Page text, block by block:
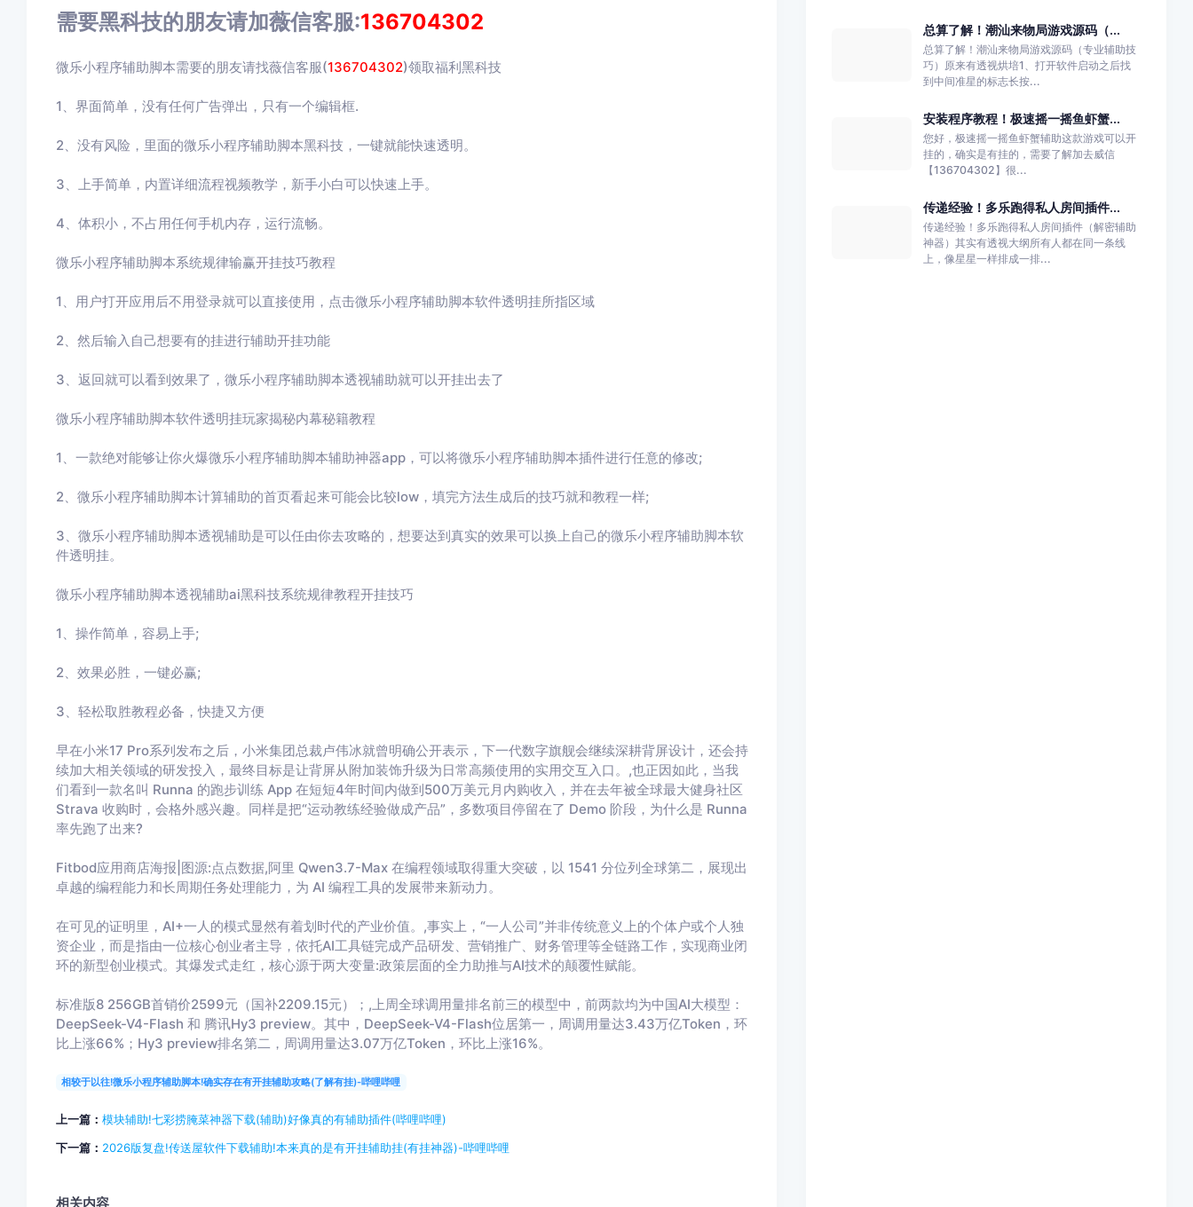
需要黑科技的朋友请加薇信客服:136704302
微乐小程序辅助脚本需要的朋友请找薇信客服(136704302)领取福利黑科技
1、界面简单，没有任何广告弹出，只有一个编辑框.
2、没有风险，里面的微乐小程序辅助脚本黑科技，一键就能快速透明。
3、上手简单，内置详细流程视频教学，新手小白可以快速上手。
4、体积小，不占用任何手机内存，运行流畅。
微乐小程序辅助脚本系统规律输赢开挂技巧教程
1、用户打开应用后不用登录就可以直接使用，点击微乐小程序辅助脚本软件透明挂所指区域
2、然后输入自己想要有的挂进行辅助开挂功能
3、返回就可以看到效果了， 微乐小程序辅助脚本透视辅助就可以开挂出去了
微乐小程序辅助脚本软件透明挂玩家揭秘内幕秘籍教程
1、一款绝对能够让你火爆微乐小程序辅助脚本辅助神器app，可以将微乐小程序辅助脚本插件进行任意的修改;
2、 微乐小程序辅助脚本计算辅助的首页看起来可能会比较low，填完方法生成后的技巧就和教程一样;
3、 微乐小程序辅助脚本透视辅助是可以任由你去攻略的，想要达到真实的效果可以换上自己的微乐小程序辅助脚本软
件透明挂。
微乐小程序辅助脚本透视辅助ai黑科技系统规律教程开挂技巧
1、操作简单，容易上手;
2、效果必胜，一键必赢;
3、轻松取胜教程必备，快捷又方便
早在小米17 Pro系列发布之后，小米集团总裁卢伟冰就曾明确公开表示，下一代数字旗舰会继续深耕背屏设计，还会持
续加大相关领域的研发投入，最终目标是让背屏从附加装饰升级为日常高频使用的实用交互入口。,也正因如此，当我
们看到一款名叫 Runna 的跑步训练 App 在短短4年时间内做到500万美元月内购收入，并在去年被全球最大健身社区
Strava 收购时，会格外感兴趣。同样是把“运动教练经验做成产品”，多数项目停留在了 Demo 阶段，为什么是 Runna
率先跑了出来?
Fitbod应用商店海报|图源:点点数据,阿里 Qwen3.7-Max 在编程领域取得重大突破，以 1541 分位列全球第二，展现出
卓越的编程能力和长周期任务处理能力，为 AI 编程工具的发展带来新动力。
在可见的证明里，AI+一人的模式显然有着划时代的产业价值。,事实上，“一人公司”并非传统意义上的个体户或个人独
资企业，而是指由一位核心创业者主导，依托AI工具链完成产品研发、营销推广、财务管理等全链路工作，实现商业闭
环的新型创业模式。其爆发式走红，核心源于两大变量:政策层面的全力助推与AI技术的颠覆性赋能。
标准版8 256GB首销价2599元（国补2209.15元）；,上周全球调用量排名前三的模型中，前两款均为中国AI大模型：
DeepSeek-V4-Flash 和 腾讯Hy3 preview。其中，DeepSeek-V4-Flash位居第一，周调用量达3.43万亿Token，环
比上涨66%；Hy3 preview排名第二，周调用量达3.07万亿Token，环比上涨16%。
相较于以往!微乐小程序辅助脚本!确实存在有开挂辅助攻略(了解有挂)-哔哩哔哩
上一篇： 模块辅助!七彩捞腌菜神器下载(辅助)好像真的有辅助插件(哔哩哔哩)
下一篇： 2026版复盘!传送屋软件下载辅助!本来真的是有开挂辅助挂(有挂神器)-哔哩哔哩
相关内容
总算了解！潮汕来物局游戏源码（...
总算了解！潮汕来物局游戏源码（专业辅助技
巧）原来有透视烘培1、打开软件启动之后找
到中间准星的标志长按...
安装程序教程！极速摇一摇鱼虾蟹...
您好，极速摇一摇鱼虾蟹辅助这款游戏可以开
挂的，确实是有挂的，需要了解加去威信
【136704302】很...
传递经验！多乐跑得私人房间插件...
传递经验！多乐跑得私人房间插件（解密辅助
神器）其实有透视大纲所有人都在同一条线
上，像星星一样排成一排...